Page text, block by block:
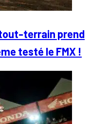
tout-terrain prend
testé le FMX !